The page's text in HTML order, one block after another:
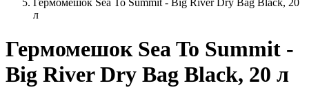
Гермомешок Sea To Summit - Big River Dry Bag Black, 20
л
Гермомешок Sea To Summit -
Big River Dry Bag Black, 20 л